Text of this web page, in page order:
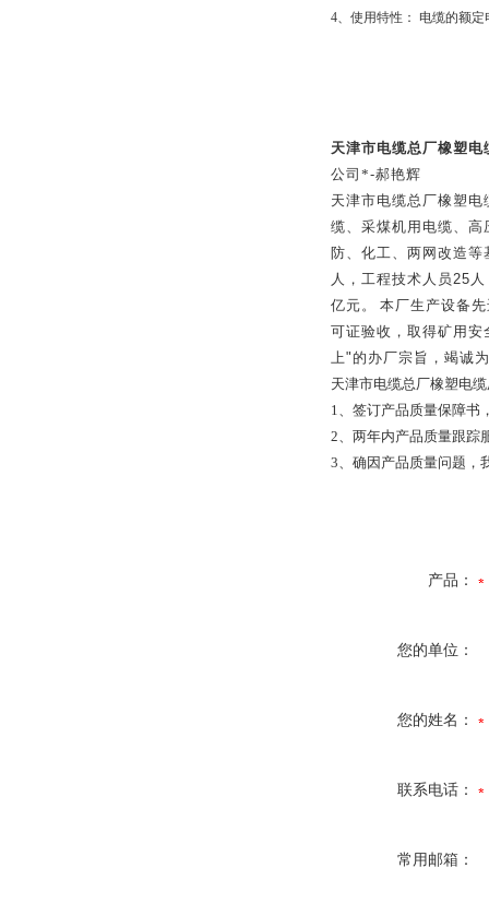
4、使用特性： 电缆的额定
天津市电缆总厂橡塑电
公司*-郝艳辉
天津市电缆总厂橡塑
缆、采煤机用电缆、
防、化工、两网改造
人，工程技术人员25
亿元。
本厂生产设备
可证验收，取得矿用
上" 的办厂宗旨，竭诚
天津市电缆总厂橡塑电
1、签订产品质量保障书
2、两年内产品质量跟踪
3、确因产品质量问题，
产品：
您的单位：
您的姓名：
联系电话：
常用邮箱：